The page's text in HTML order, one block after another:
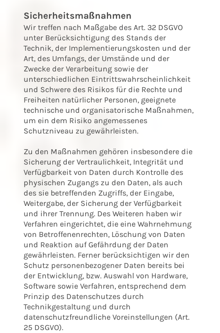
Sicherheitsmaßnahmen
Wir treffen nach Maßgabe des Art. 32 DSGVO
unter Berücksichtigung des Stands der
Technik, der Implementierungskosten und der
Art, des Umfangs, der Umstände und der
Zwecke der Verarbeitung sowie der
unterschiedlichen Eintrittswahrscheinlichkeit
und Schwere des Risikos für die Rechte und
Freiheiten natürlicher Personen, geeignete
technische und organisatorische Maßnahmen,
um ein dem Risiko angemessenes
Schutzniveau zu gewährleisten.
Zu den Maßnahmen gehören insbesondere die
Sicherung der Vertraulichkeit, Integrität und
Verfügbarkeit von Daten durch Kontrolle des
physischen Zugangs zu den Daten, als auch
des sie betreffenden Zugriffs, der Eingabe,
Weitergabe, der Sicherung der Verfügbarkeit
und ihrer Trennung. Des Weiteren haben wir
Verfahren eingerichtet, die eine Wahrnehmung
von Betroffenenrechten, Löschung von Daten
und Reaktion auf Gefährdung der Daten
gewährleisten. Ferner berücksichtigen wir den
Schutz personenbezogener Daten bereits bei
der Entwicklung, bzw. Auswahl von Hardware,
Software sowie Verfahren, entsprechend dem
Prinzip des Datenschutzes durch
Technikgestaltung und durch
datenschutzfreundliche Voreinstellungen (Art.
25 DSGVO).